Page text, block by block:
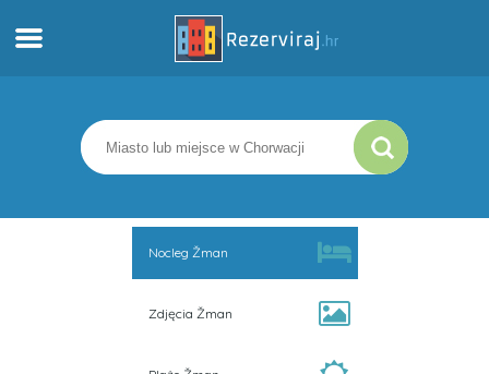
Apartamenty
Informacja turystyczna
Nocleg Žman
Zdjęcia Žman